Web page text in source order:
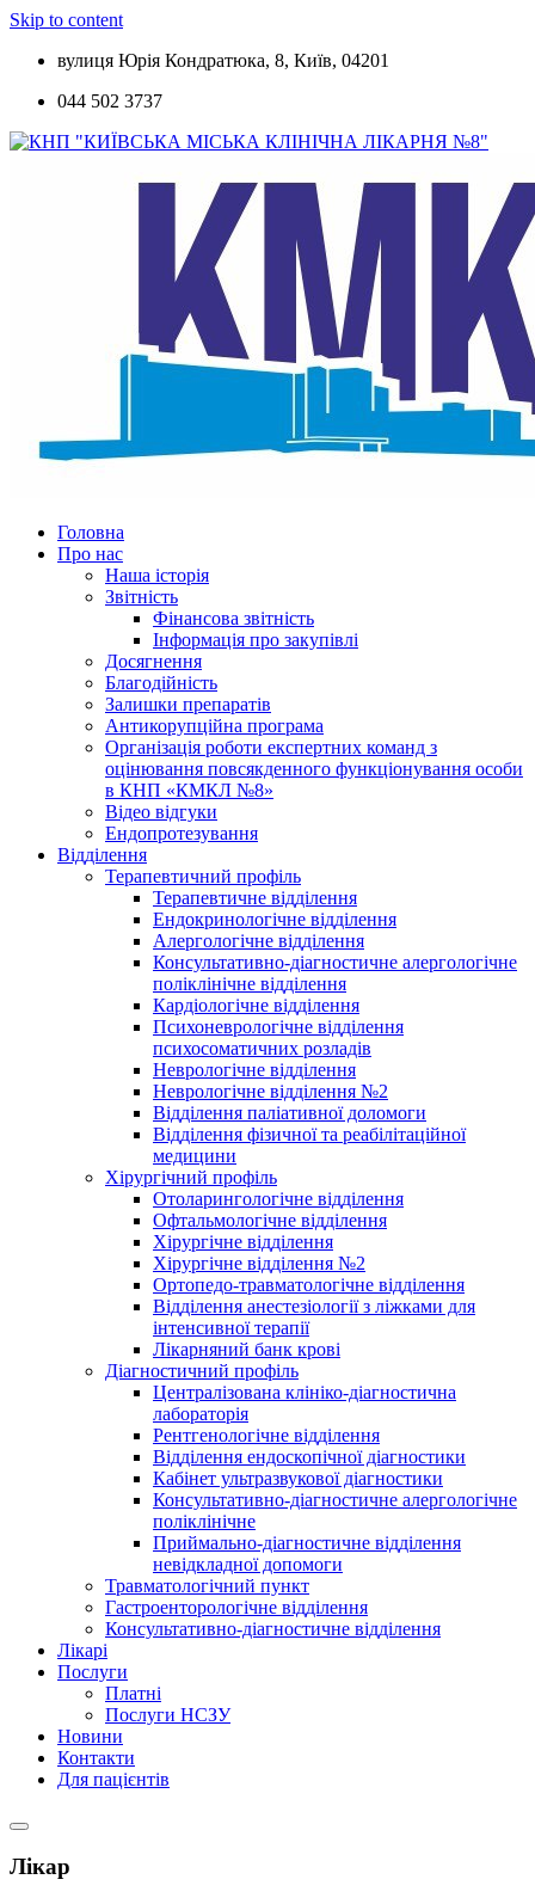
Skip to content
вулиця Юрія Кондратюка, 8, Київ, 04201
044 502 3737
Головна
Про нас
Наша історія
Звітність
Фінансова звітність
Інформація про закупівлі
Досягнення
Благодійність
Залишки препаратів
Антикорупційна програма
Організація роботи експертних команд з
оцінювання повсякденного функціонування особи
в КНП «КМКЛ №8»
Відео відгуки
Ендопротезування
Відділення
Терапевтичний профіль
Терапевтичне відділення
Ендокринологічне відділення
Алергологічне відділення
Консультативно-діагностичне алергологічне
поліклінічне відділення
Кардіологічне відділення
Психоневрологічне відділення
психосоматичних розладів
Неврологічне відділення
Неврологічне відділення №2
Відділення паліативної доломоги
Відділення фізичної та реабілітаційної
медицини
Хірургічний профіль
Отоларингологічне відділення
Офтальмологічне відділення
Хірургічне відділення
Хірургічне відділення №2
Ортопедо-травматологічне відділення
Відділення анестезіології з ліжками для
інтенсивної терапії
Лікарняний банк крові
Діагностичний профіль
Централізована клініко-діагностична
лабораторія
Рентгенологічне відділення
Відділення ендоскопічної діагностики
Кабінет ультразвукової діагностики
Консультативно-діагностичне алергологічне
поліклінічне
Приймально-діагностичне відділення
невідкладної допомоги
Травматологічний пункт
Гастроенторологічне відділення
Консультативно-діагностичне відділення
Лікарі
Послуги
Платні
Послуги НСЗУ
Новини
Контакти
Для пацієнтів
Лікар